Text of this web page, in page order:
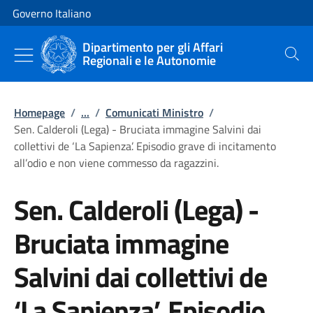
Vai al contenuto
Vai alla navigazione del sito
Governo Italiano
Dipartimento per gli Affari
Regionali e le Autonomie Cerca
Homepage / ... / Comunicati Ministro /
Sen. Calderoli (Lega) - Bruciata immagine Salvini dai
collettivi de ‘La Sapienza’. Episodio grave di incitamento
all’odio e non viene commesso da ragazzini.
Sen. Calderoli (Lega) -
Bruciata immagine
Salvini dai collettivi de